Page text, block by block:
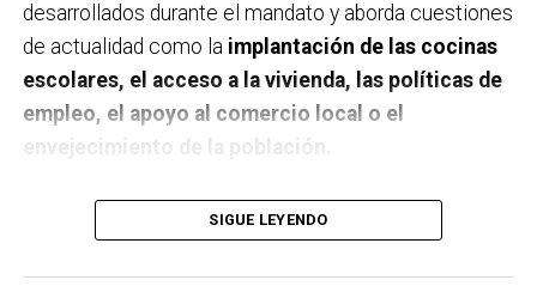
desarrollados durante el mandato y aborda cuestiones
de actualidad como la implantación de las cocinas
escolares, el acceso a la vivienda, las políticas de
empleo, el apoyo al comercio local o el
envejecimiento de la población.
A un año de acabar la legislatura, ¿qué balance
haces de la gestión del PSE en tus áreas dentro
del equipo de gobierno y qué proyectos
SIGUE LEYENDO